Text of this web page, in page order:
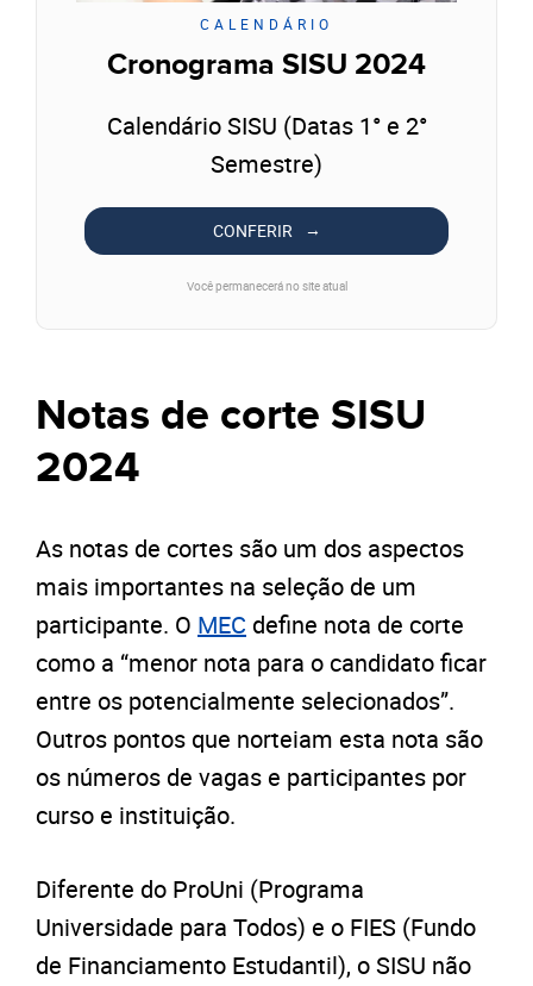
CALENDÁRIO
Cronograma SISU 2024
Calendário SISU (Datas 1° e 2°
Semestre)
CONFERIR
Você permanecerá no site atual
Notas de corte SISU
2024
As notas de cortes são um dos aspectos
mais importantes na seleção de um
participante. O MEC define nota de corte
como a “menor nota para o candidato ficar
entre os potencialmente selecionados”.
Outros pontos que norteiam esta nota são
os números de vagas e participantes por
curso e instituição.
Diferente do ProUni (Programa
Universidade para Todos) e o FIES (Fundo
de Financiamento Estudantil), o SISU não